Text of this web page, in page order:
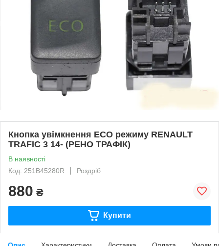
Кнопка увімкнення ECO режиму RENAULT
TRAFIC 3 14- (РЕНО ТРАФІК)
В наявності
Код: 251B45280R
Роздріб
880 ₴
Купити